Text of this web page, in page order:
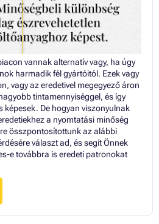
vannak alternatív vagy, ha úgy
harmadik fél gyártóitól. Ezek vagy
vagy az eredetivel megegyező áron
tintamennyiséggel, és így
De hogyan viszonyulnak
a nyomtatási minőség
összpontosítottunk az alábbi
választ ad, és segít Önnek
e továbbra is eredeti patronokat